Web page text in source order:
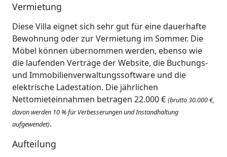
Vermietung
Diese Villa eignet sich sehr gut für eine dauerhafte
Bewohnung oder zur Vermietung im Sommer. Die
Möbel können übernommen werden, ebenso wie
die laufenden Verträge der Website, die Buchungs-
und Immobilienverwaltungssoftware und die
elektrische Ladestation. Die jährlichen
Nettomieteinnahmen betragen 22.000 € (brutto 30.000 €,
davon werden 10 % für Verbesserungen und Instandhaltung
aufgewendet).
Aufteilung